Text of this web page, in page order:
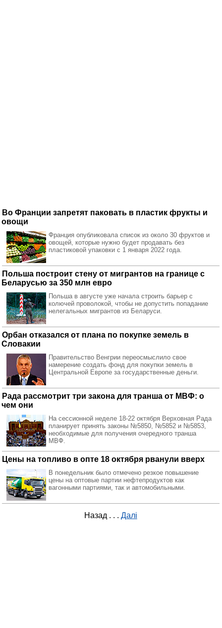
Во Франции запретят паковать в пластик фрукты и
овощи
Франция опубликовала список из около 30 фруктов и
овощей, которые нужно будет продавать без
пластиковой упаковки с 1 января 2022 года.
Польша построит стену от мигрантов на границе с
Беларусью за 350 млн евро
Польша в августе уже начала строить барьер с
колючей проволокой, чтобы не допустить попадание
нелегальных мигрантов из Беларуси.
Орбан отказался от плана по покупке земель в
Словакии
Правительство Венгрии переосмыслило свое
намерение создать фонд для покупки земель в
Центральной Европе за государственные деньги.
Рада рассмотрит три закона для транша от МВФ: о
чем они
На сессионной неделе 18-22 октября Верховная Рада
планирует принять законы №5850, №5852 и №5853,
необходимые для получения очередного транша
МВФ.
Цены на топливо в опте 18 октября рванули вверх
В понедельник было отмечено резкое повышение
цены на оптовые партии нефтепродуктов как
вагонными партиями, так и автомобильными.
Назад . . . Далі